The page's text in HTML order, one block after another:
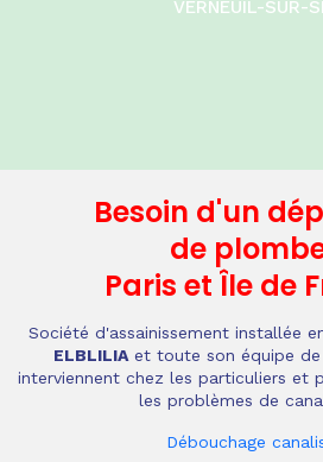
VERNEUIL-SUR-
Besoin d'un
de
Paris et Île de
Société d'assainissement installée
ELBLILIA et toute son équipe
interviennent chez les particuliers et
les problèmes de
Débouchage